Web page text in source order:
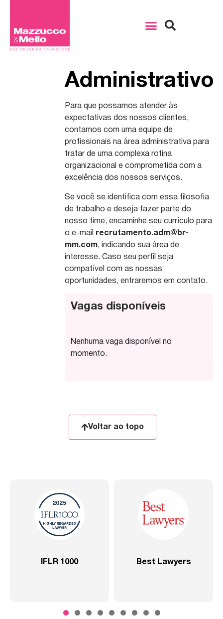
Administrativo
Para que possamos atender às
expectativas dos nossos clientes,
contamos com uma equipe de
profissionais na área administrativa para
tratar de uma complexa rotina
organizacional e comprometida com a
excelência dos nossos serviços.
Se você se identifica com essa filosofia
de trabalho e deseja fazer parte do
nosso time, encaminhe seu currículo para
o e-mail recrutamento.adm@br-
mm.com, indicando sua área de
interesse. Caso seu perfil seja
compatível com as nossas
oportunidades, entraremos em contato.
Vagas disponíveis
Nenhuma vaga disponível no
momento.
Voltar ao topo
IFLR 1000 Best Lawyers